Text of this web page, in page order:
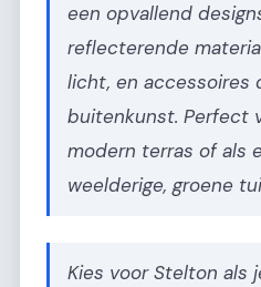
een opvallend
reflecterende
licht, en accessoires
buitenkunst. Perfect
modern terras of als
weelderige, groene
Kies voor Stelton als